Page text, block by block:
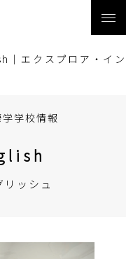
｜エクスプロア・イン
学校情報
ッシュ